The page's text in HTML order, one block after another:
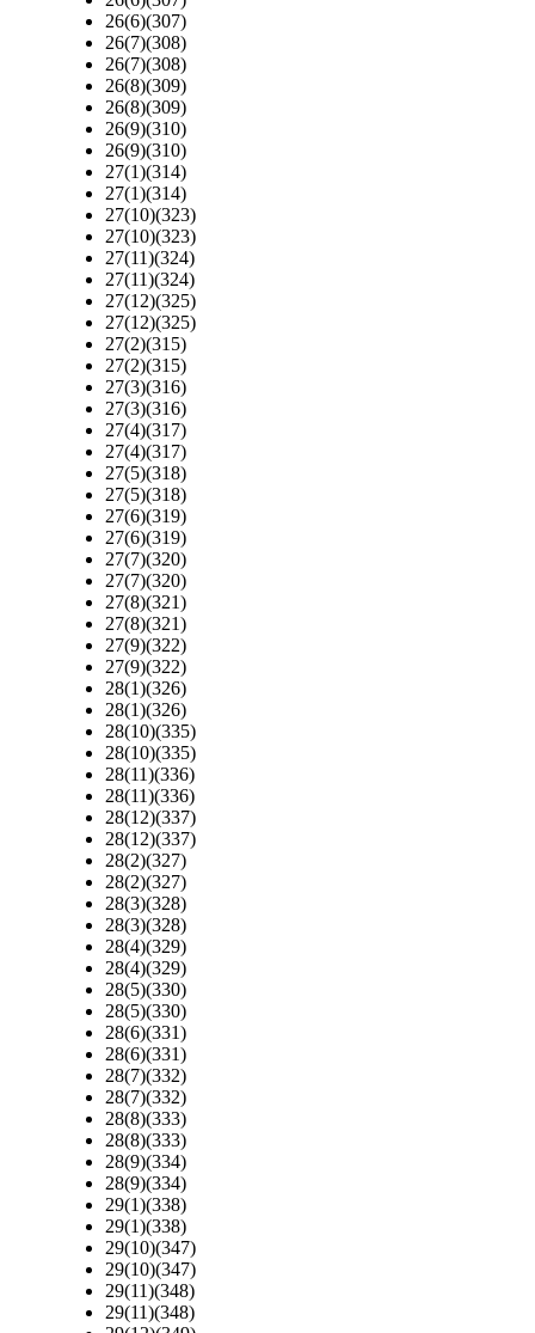
26(6)(307)
26(7)(308)
26(7)(308)
26(8)(309)
26(8)(309)
26(9)(310)
26(9)(310)
27(1)(314)
27(1)(314)
27(10)(323)
27(10)(323)
27(11)(324)
27(11)(324)
27(12)(325)
27(12)(325)
27(2)(315)
27(2)(315)
27(3)(316)
27(3)(316)
27(4)(317)
27(4)(317)
27(5)(318)
27(5)(318)
27(6)(319)
27(6)(319)
27(7)(320)
27(7)(320)
27(8)(321)
27(8)(321)
27(9)(322)
27(9)(322)
28(1)(326)
28(1)(326)
28(10)(335)
28(10)(335)
28(11)(336)
28(11)(336)
28(12)(337)
28(12)(337)
28(2)(327)
28(2)(327)
28(3)(328)
28(3)(328)
28(4)(329)
28(4)(329)
28(5)(330)
28(5)(330)
28(6)(331)
28(6)(331)
28(7)(332)
28(7)(332)
28(8)(333)
28(8)(333)
28(9)(334)
28(9)(334)
29(1)(338)
29(1)(338)
29(10)(347)
29(10)(347)
29(11)(348)
29(11)(348)